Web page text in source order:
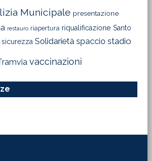
Municipale presentazione
restauro riapertura riqualificazione Santo
sicurezza Solidarietà spaccio stadio
vaccinazioni